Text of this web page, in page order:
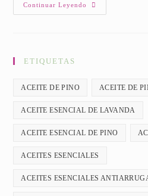
Continuar Leyendo
Estres
Y
ETIQUETAS
ACEITE DE PINO ACEITE DE
ACEITE ESENCIAL DE LAVANDA
ACEITE ESENCIAL DE PINO
ACEITES ESENCIALES
ACEITES ESENCIALES